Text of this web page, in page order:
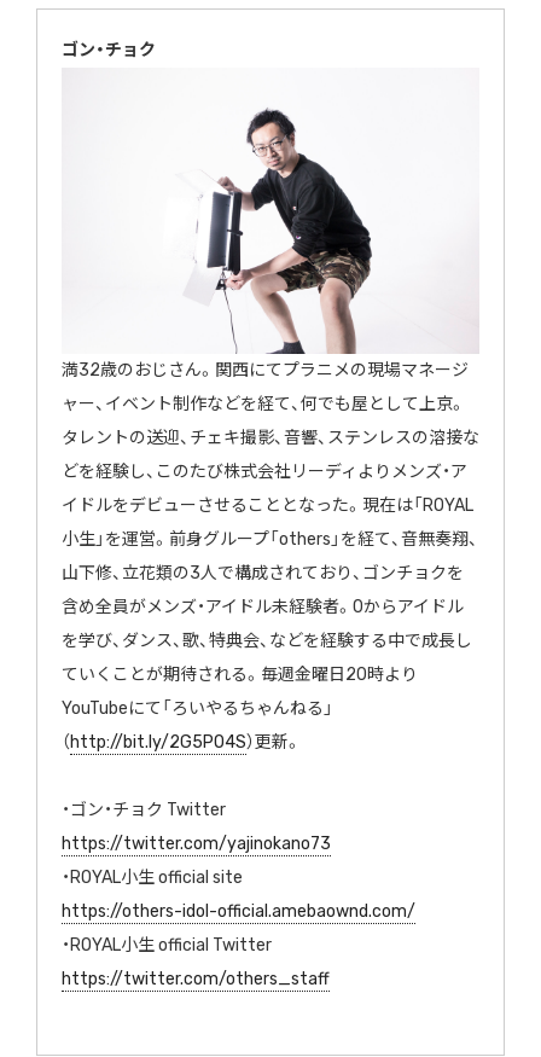
ゴン・チョク
満32歳のおじさん。関西にてプラニメの現場マネージ
ャー、イベント制作などを経て、何でも屋として上京。
タレントの送迎、チェキ撮影、音響、ステンレスの溶接な
どを経験し、このたび株式会社リーディよりメンズ・ア
イドルをデビューさせることとなった。現在は「ROYAL
小生」を運営。前身グループ「others」を経て、音無奏翔、
山下修、立花類の3人で構成されており、ゴンチョクを
含め全員がメンズ・アイドル未経験者。0からアイドル
を学び、ダンス、歌、特典会、などを経験する中で成長し
ていくことが期待される。毎週金曜日20時より
YouTubeにて「ろいやるちゃんねる」
（http://bit.ly/2G5PO4S）更新。
・ゴン・チョク Twitter
https://twitter.com/yajinokano73
・ROYAL小生 official site
https://others-idol-official.amebaownd.com/
・ROYAL小生 official Twitter
https://twitter.com/others_staff